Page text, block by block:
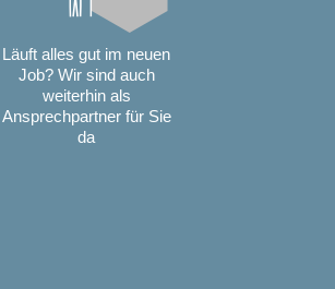
Läuft alles gut im neuen
Job? Wir sind auch
weiterhin als
Ansprechpartner für Sie
da